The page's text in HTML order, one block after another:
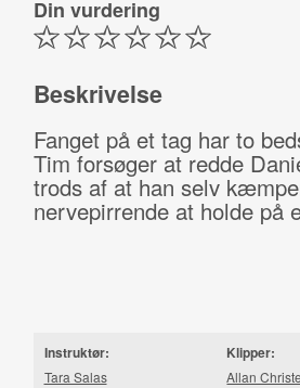
Din vurdering
Beskrivelse
Fanget på et tag har to
Tim forsøger at redde
trods af at han selv
nervepirrende at holde på
Instruktør:
Tara Salas
Klipper:
Allan